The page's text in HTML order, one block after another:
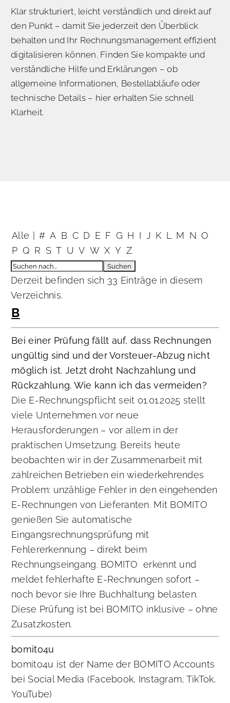
Klar strukturiert, leicht verständlich und direkt auf
den Punkt – damit Sie jederzeit den Überblick
behalten und Ihr Rechnungsmanagement effizient
digitalisieren können. Finden Sie kompakte und
verständliche Hilfe und Erklärungen – ob
allgemeine Informationen, Bestellabläufe oder
technische Details – hier erhalten Sie schnell
Klarheit.
Alle # A B C D E F G H I J K L M N O
P Q R S T U V W X Y Z
Derzeit befinden sich 33 Einträge in diesem
Verzeichnis.
B
Bei einer Prüfung fällt auf, dass Rechnungen
ungültig sind und der Vorsteuer-Abzug nicht
möglich ist. Jetzt droht Nachzahlung und
Rückzahlung. Wie kann ich das vermeiden?
Die E-Rechnungspflicht seit 01.01.2025 stellt
viele Unternehmen vor neue
Herausforderungen – vor allem in der
praktischen Umsetzung. Bereits heute
beobachten wir in der Zusammenarbeit mit
zahlreichen Betrieben ein wiederkehrendes
Problem: unzählige Fehler in den eingehenden
E-Rechnungen von Lieferanten. Mit BOMITO
genießen Sie automatische
Eingangsrechnungsprüfung mit
Fehlererkennung – direkt beim
Rechnungseingang. BOMITO erkennt und
meldet fehlerhafte E-Rechnungen sofort –
noch bevor sie Ihre Buchhaltung belasten.
Diese Prüfung ist bei BOMITO inklusive – ohne
Zusatzkosten.
bomito4u
bomito4u ist der Name der BOMITO Accounts
bei Social Media (Facebook, Instagram, TikTok,
YouTube)